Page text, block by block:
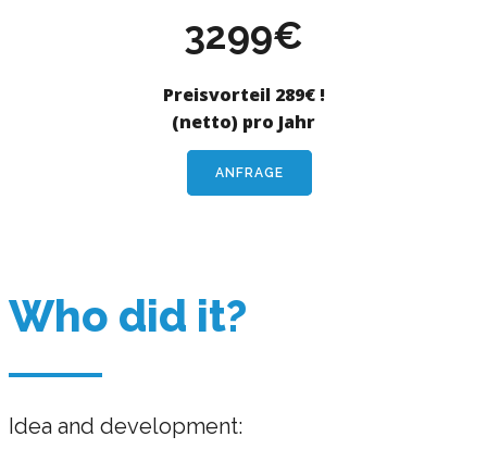
3299€
Preisvorteil 289€ !
(netto) pro Jahr
ANFRAGE
Who did it?
Idea and development: